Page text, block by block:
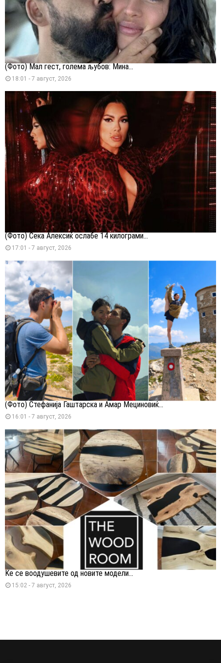
(Фото) Мал гест, голема љубов: Мина...
18:01 - 7 август, 2026
(Фото) Сека Алексиќ ослабе 14 килограми...
17:01 - 7 август, 2026
(Фото) Стефанија Гаштарска и Амар Мециновиќ...
16:01 - 7 август, 2026
Ќе се воодушевите од новите модели...
15:02 - 7 август, 2026